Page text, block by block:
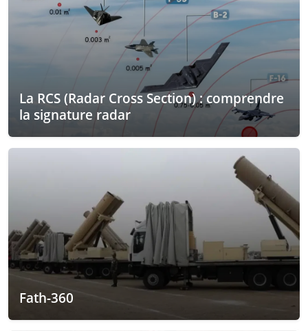
La RCS (Radar Cross Section) : comprendre
la signature radar
Fath-360